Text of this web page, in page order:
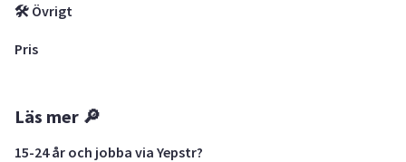
🛠 Övrigt
Pris
Läs mer 🔎
15-24 år och jobba via Yepstr?